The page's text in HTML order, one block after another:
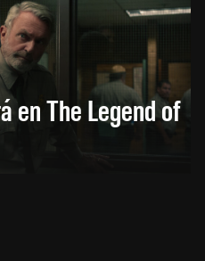
en The Legend of